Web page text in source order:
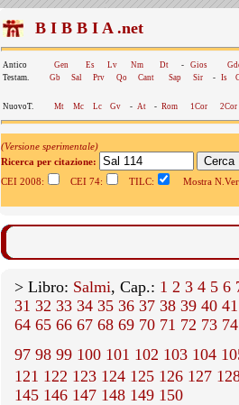
B I B B I A .net
Antico Gen Es Lv Nm Dt - Gios
Testam.
Gb Sal Prv Qo Cant Sap Sir - Is
NuovoT. Mt Mc Lc Gv - At - Rom 1Cor 2Cor
(Versione sperimentale)
Ricerca per citazione:
CEI 2008:
CEI 74: TILC: Mostra
> Libro: Salmi, Cap.: 1 2 3 4 5 6
31 32 33 34 35 36 37 38 39 40 41
64 65 66 67 68 69 70 71 72 73 74
97 98 99 100 101 102 103 104
121 122 123 124 125 126 127
145 146 147 148 149 150